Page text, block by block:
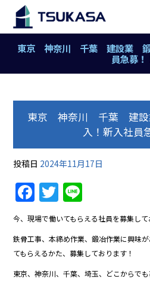
東京 神奈川 千葉 建設業 鍛
員急募！
東京 神奈川 千葉 建
入！新入社員
投稿日 2024年11月17日
Facebook
Twitter
今、現場で働いてもらえる社員を募集して
鉄骨工事、本締め作業、鍛冶作業に興味
てもらえるかた、募集しております！
東京、神奈川、千葉、埼玉、どこからでも